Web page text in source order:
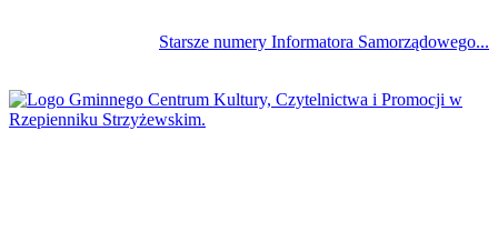
Starsze numery Informatora Samorządowego...